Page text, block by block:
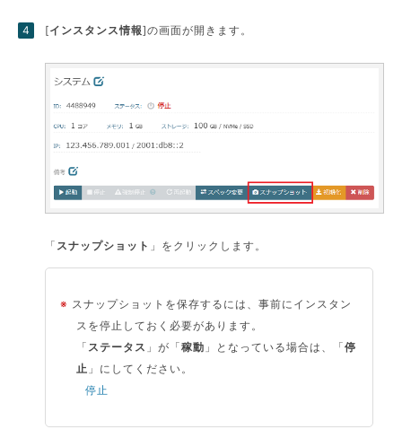
[インスタンス情報]の画面が開きます。
「 スナップショット 」をクリックします。
※ スナップショットを保存するには、事前にインスタン
スを停止しておく必要があります。
「 ステータス 」が「稼動 」となっている場合は、「停
止 」にしてください。
停止